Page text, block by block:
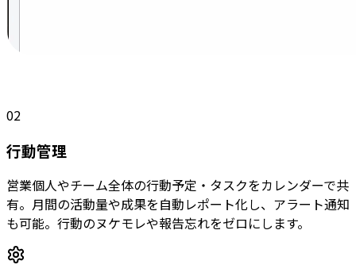
02
行動管理
営業個人やチーム全体の行動予定・タスクをカレンダーで共
有。月間の活動量や成果を自動レポート化し、アラート通知
も可能。行動のヌケモレや報告忘れをゼロにします。